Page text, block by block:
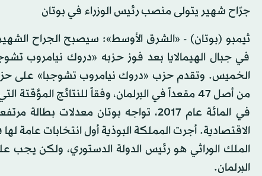
جرّاح شهير يتولى منصب رئيس الوزراء في بوتان
ثيمبو (بوتان) - «الشرق الأوسط»: سيصبح الجراح
في جبال الهيمالايا بعد فوز حزبه «دروك نيامروب
في المائة عام 2017، تواجه بوتان
البرلمان.